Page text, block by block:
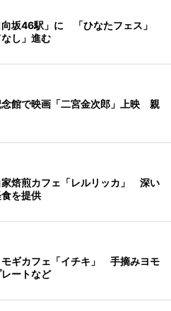
向坂46駅」に 「ひなたフェス」
し」進む
念館で映画「二宮金次郎」上映 親
家焙煎カフェ「レルリッカ」 深い
を提供
モギカフェ「イチキ」 手摘みヨモ
ートなど